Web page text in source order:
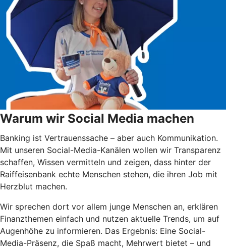
Warum wir Social Media machen
Banking ist Vertrauenssache – aber auch Kommunikation.
Mit unseren Social-Media-Kanälen wollen wir Transparenz
schaffen, Wissen vermitteln und zeigen, dass hinter der
Raiffeisenbank echte Menschen stehen, die ihren Job mit
Herzblut machen.
Wir sprechen dort vor allem junge Menschen an, erklären
Finanzthemen einfach und nutzen aktuelle Trends, um auf
Augenhöhe zu informieren. Das Ergebnis: Eine Social-
Media-Präsenz, die Spaß macht, Mehrwert bietet – und